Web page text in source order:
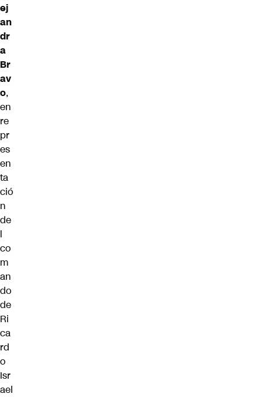
ej
an
dr
a
Br
av
o,
en
re
pr
es
en
ta
ció
n
de
l
co
m
an
do
de
Ri
ca
rd
o
Isr
ael